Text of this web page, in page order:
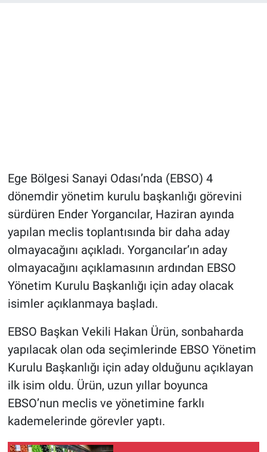
Ege Bölgesi Sanayi Odası’nda (EBSO) 4
dönemdir yönetim kurulu başkanlığı görevini
sürdüren Ender Yorgancılar, Haziran ayında
yapılan meclis toplantısında bir daha aday
olmayacağını açıkladı. Yorgancılar’ın aday
olmayacağını açıklamasının ardından EBSO
Yönetim Kurulu Başkanlığı için aday olacak
isimler açıklanmaya başladı.
EBSO Başkan Vekili Hakan Ürün, sonbaharda
yapılacak olan oda seçimlerinde EBSO Yönetim
Kurulu Başkanlığı için aday olduğunu açıklayan
ilk isim oldu. Ürün, uzun yıllar boyunca
EBSO’nun meclis ve yönetimine farklı
kademelerinde görevler yaptı.